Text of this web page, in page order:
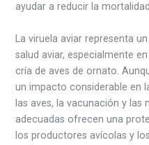
ayudar a reducir la
La viruela aviar representa
salud aviar, especialmente
cría de aves de ornato.
un impacto considerable en
las aves, la vacunación y las
adecuadas ofrecen una
los productores avícolas y